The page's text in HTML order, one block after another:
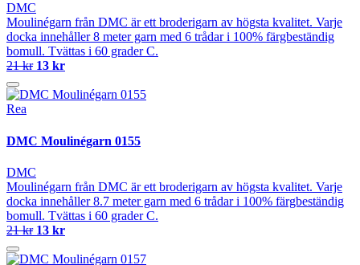
DMC
Moulinégarn från DMC är ett broderigarn av högsta kvalitet. Varje
docka innehåller 8 meter garn med 6 trådar i 100% färgbeständig
bomull. Tvättas i 60 grader C.
21 kr 13 kr
Rea
DMC Moulinégarn 0155
DMC
Moulinégarn från DMC är ett broderigarn av högsta kvalitet. Varje
docka innehåller 8.7 meter garn med 6 trådar i 100% färgbeständig
bomull. Tvättas i 60 grader C.
21 kr 13 kr